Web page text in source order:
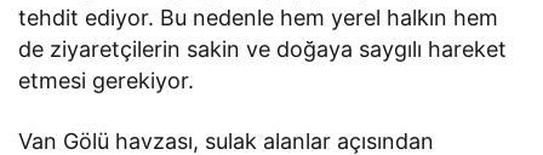
tehdit ediyor. Bu nedenle hem yerel halkın hem
de ziyaretçilerin sakin ve doğaya saygılı hareket
etmesi gerekiyor.
Van Gölü havzası, sulak alanlar açısından